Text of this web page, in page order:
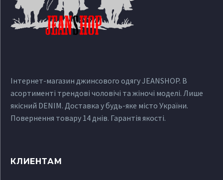
Інтернет-магазин джинсового одягу JEANSHOP. В
асортименті трендові чоловічі та жіночі моделі. Лише
якісний DENIM. Доставка у будь-яке місто України.
Повернення товару 14 днів. Гарантія якості.
КЛИЕНТАМ